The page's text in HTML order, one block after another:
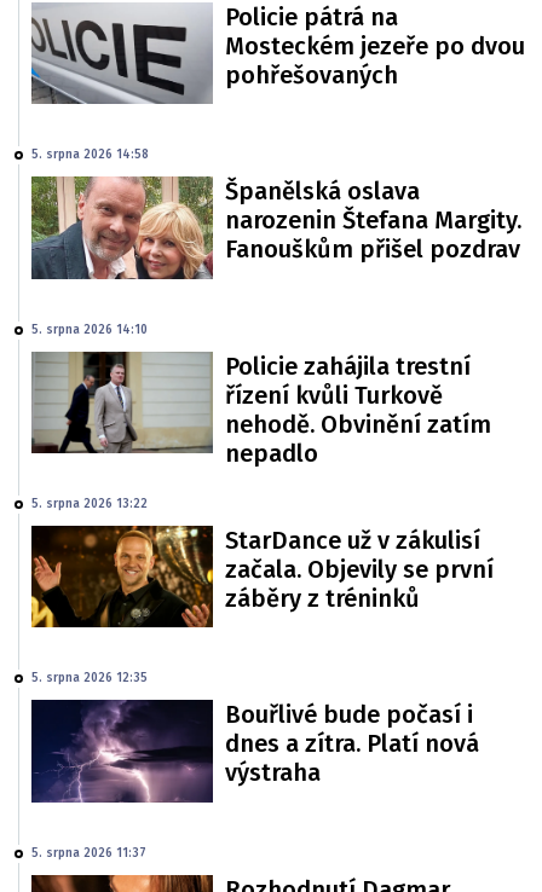
Policie pátrá na
Mosteckém jezeře po dvou
pohřešovaných
5. srpna 2026 14:58
Španělská oslava
narozenin Štefana Margity.
Fanouškům přišel pozdrav
5. srpna 2026 14:10
Policie zahájila trestní
řízení kvůli Turkově
nehodě. Obvinění zatím
nepadlo
5. srpna 2026 13:22
StarDance už v zákulisí
začala. Objevily se první
záběry z tréninků
5. srpna 2026 12:35
Bouřlivé bude počasí i
dnes a zítra. Platí nová
výstraha
5. srpna 2026 11:37